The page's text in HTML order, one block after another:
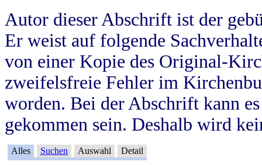
Autor dieser Abschrift ist der
Er weist auf folgende
von einer Kopie des Original-
zweifelsfreie Fehler im
worden. Bei der Abschrift kann
gekommen sein. Deshalb wird
Alles Suchen Auswahl Detail